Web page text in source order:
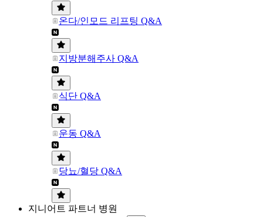
온다/인모드 리프팅 Q&A
지방분해주사 Q&A
식단 Q&A
운동 Q&A
당뇨/혈당 Q&A
지니어트 파트너 병원